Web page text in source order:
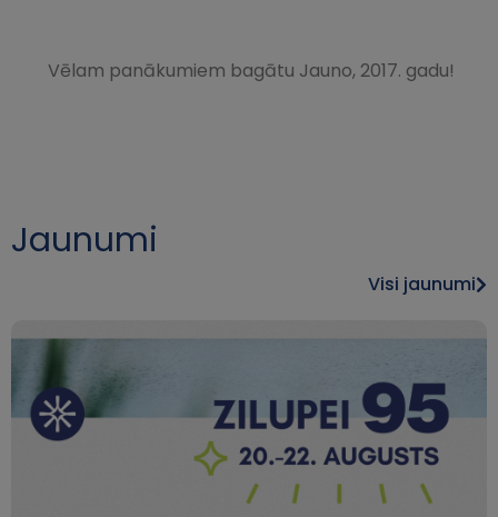
Vēlam panākumiem bagātu Jauno, 2017. gadu!
Jaunumi
Visi jaunumi